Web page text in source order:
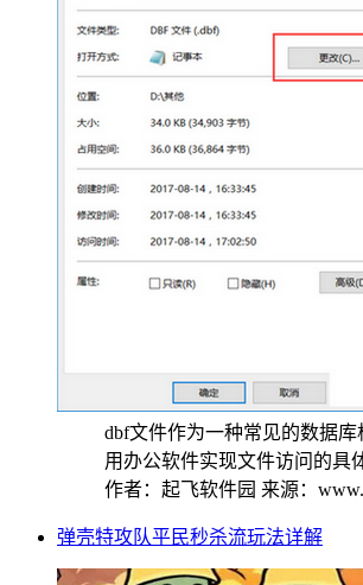
dbf文件作为一种常见的数据
用办公软件实现文件访问的具
作者：起飞软件园 来源：
弹壳特攻队平民秒杀流玩法详解